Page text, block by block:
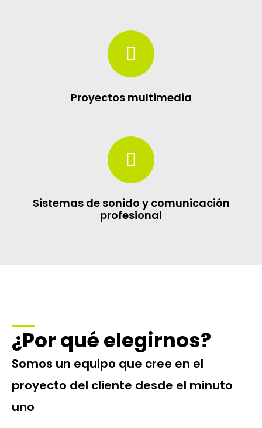
Proyectos multimedia
Sistemas de sonido y comunicación
profesional
¿Por qué elegirnos?
Somos un equipo que cree en el
proyecto del cliente desde el minuto
uno